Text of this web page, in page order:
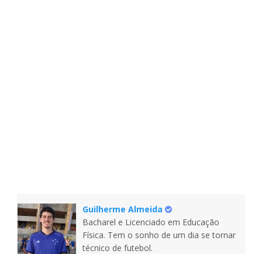
Guilherme Almeida
Bacharel e Licenciado em Educação
Física. Tem o sonho de um dia se tornar
técnico de futebol.